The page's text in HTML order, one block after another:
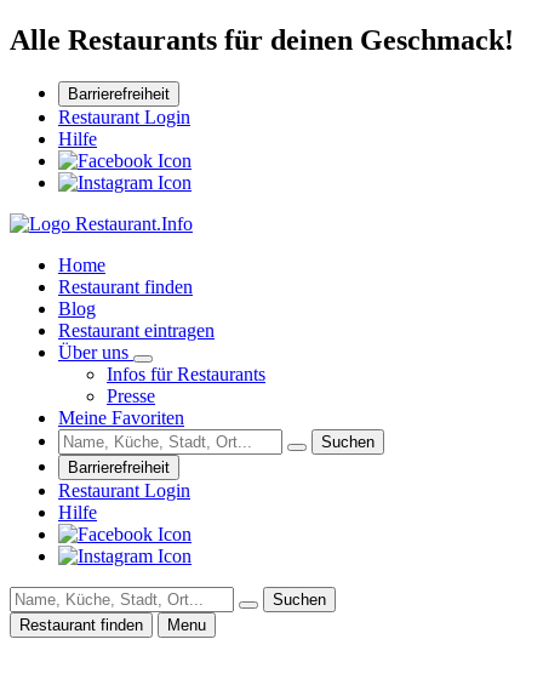
Alle Restaurants für deinen Geschmack!
Barrierefreiheit
Restaurant Login
Hilfe
Home
Restaurant finden
Blog
Restaurant eintragen
Über uns
Infos für Restaurants
Presse
Meine Favoriten
Suchen
Barrierefreiheit
Restaurant Login
Hilfe
Suchen
Restaurant finden
Menu